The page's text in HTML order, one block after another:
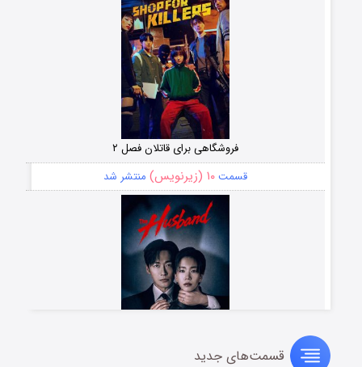
فروشگاهی برای قاتلان فصل ۲
قسمت۱۰ (زیرنویس) منتشر شد
قسمت‌های جدید